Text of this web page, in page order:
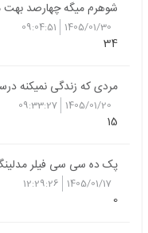
شوهرم میگه چهارصد بهت
1405/01/30
09:04:51
34
مردی که زندگی نمیکنه
1405/01/20
09:33:27
15
پک ده سی سی فیلر
1405/01/17
12:29:26
0